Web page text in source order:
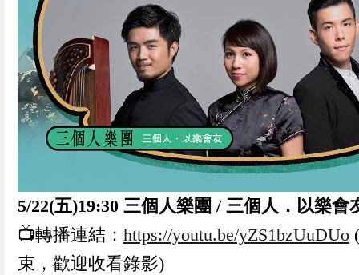
0
繼續購物 結帳付款
您確認要
確定取消 再想想
5/22(五)19:30 三個人樂團 / 三個人．以樂會
📺轉播連結： https://youtu.be/yZS1bzUuDUo(
束，歡迎收看錄影)